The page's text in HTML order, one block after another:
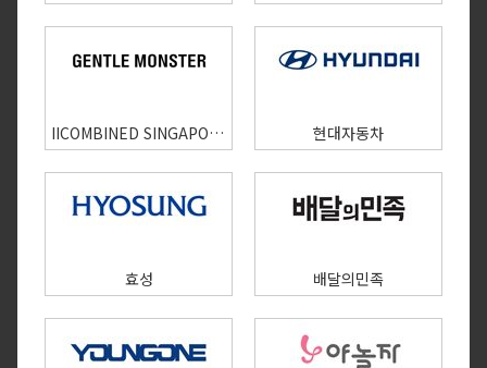
IICOMBINED SINGAPORE PTE. LTD. 현대자동차
효성 배달의민족